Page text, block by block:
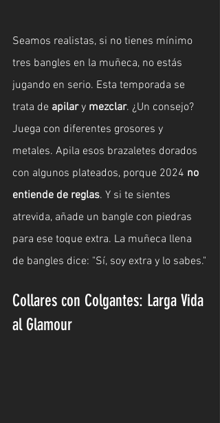
Seamos realistas, si no tienes mínimo
tres bangles en la muñeca, no estás
jugando en serio. Esta temporada se
trata de apilar y mezclar. ¿Un consejo?
Juega con diferentes grosores y
metales. Apila esos brazaletes dorados
con algunos plateados, porque 2024 no
entiende de reglas. Y si te sientes
atrevida, añade un bangle con piedras
para ese toque extra. La muñeca llena
de bangles dice: "Sí, soy extra y lo sabes."
Collares con Colgantes: Larga Vida
al Glamour